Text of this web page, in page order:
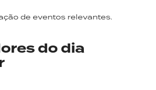
de eventos relevantes.
do dia